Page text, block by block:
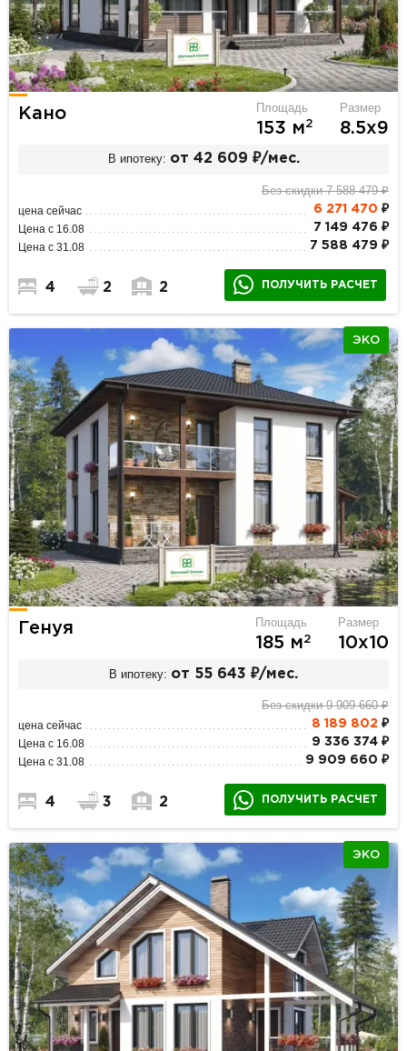
Кано Площадь
153 м2
Размер
8.5х9
В ипотеку: от 42 609 ₽/мес.
Без скидки 7 588 479 ₽
цена сейчас 6 271 470 ₽
Цена с 16.08 7 149 476 ₽
Цена с 31.08 7 588 479 ₽
4 2 2 ПОЛУЧИТЬ РАСЧЕТ
ЭКО
Генуя Площадь
185 м2
Размер
10х10
В ипотеку: от 55 643 ₽/мес.
Без скидки 9 909 660 ₽
цена сейчас 8 189 802 ₽
Цена с 16.08 9 336 374 ₽
Цена с 31.08 9 909 660 ₽
4 3 2 ПОЛУЧИТЬ РАСЧЕТ
ЭКО